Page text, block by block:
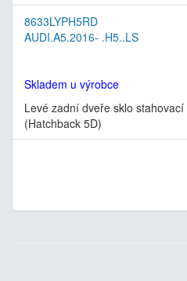
8633LYPH5RD
AUDI.A5.2016- .H5..LS
Skladem u výrobce
Levé zadní dveře sklo
(Hatchback 5D)